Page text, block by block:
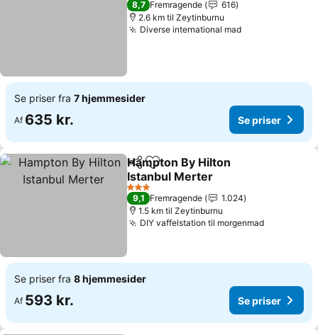
8,7 Fremragende
616
2.6 km til Zeytinburnu
Diverse international mad
Se priser fra 7 hjemmesider
Af 635 kr. Se priser
Del Føj til favoritter
Hampton By Hilton
Istanbul Merter
3 Stjerner
9,1 Fremragende
1.024
1.5 km til Zeytinburnu
DIY vaffelstation til morgenmad
Se priser fra 8 hjemmesider
Af 593 kr. Se priser